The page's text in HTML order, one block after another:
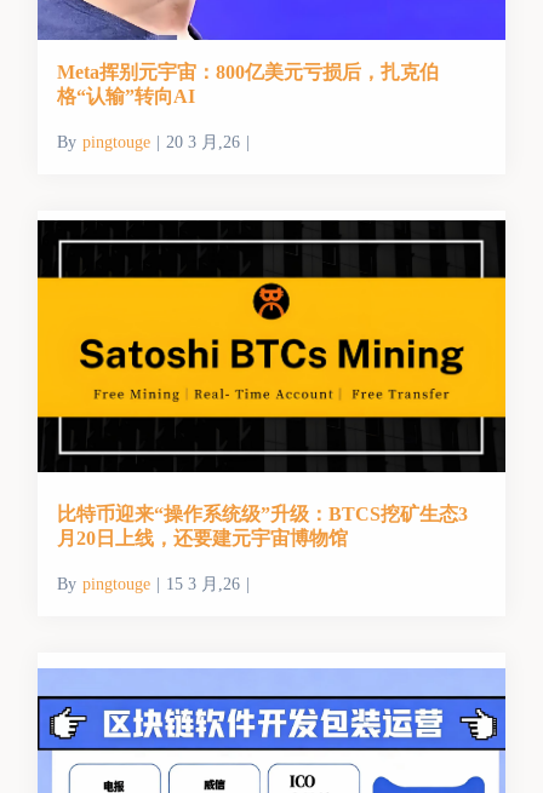
Meta挥别元宇宙：800亿美元亏损后，扎克伯
格“认输”转向AI
By pingtouge | 20 3 月,26 |
比特币迎来“操作系统级”升级：BTCS挖矿生态3
月20日上线，还要建元宇宙博物馆
By pingtouge | 15 3 月,26 |